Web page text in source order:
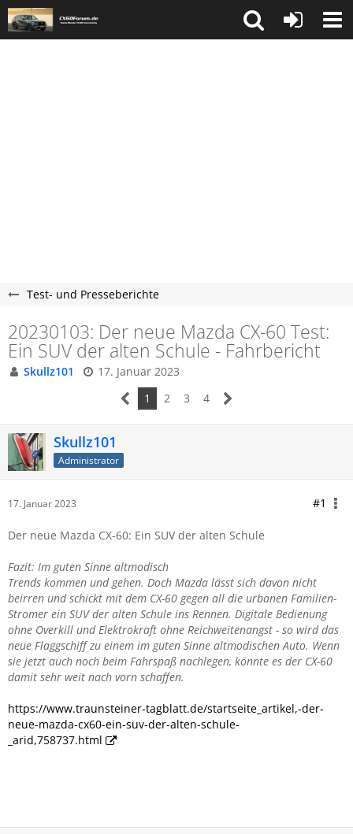
Test- und Presseberichte
20230103: Der neue Mazda CX-60 Test:
Ein SUV der alten Schule - Fahrbericht
Skullz101
17. Januar 2023
1
2 3 4
Skullz101
Administrator
17. Januar 2023 #1
Der neue Mazda CX-60: Ein SUV der alten Schule
Fazit: Im guten Sinne altmodisch
Trends kommen und gehen. Doch Mazda lässt sich davon nicht
beirren und schickt mit dem CX-60 gegen all die urbanen Familien-
Stromer ein SUV der alten Schule ins Rennen. Digitale Bedienung
ohne Overkill und Elektrokraft ohne Reichweitenangst - so wird das
neue Flaggschiff zu einem im guten Sinne altmodischen Auto. Wenn
sie jetzt auch noch beim Fahrspaß nachlegen, könnte es der CX-60
damit sehr weit nach vorn schaffen.
https://www.traunsteiner-tagblatt.de/startseite_artikel,-der-
neue-mazda-cx60-ein-suv-der-alten-schule-
_arid,758737.html